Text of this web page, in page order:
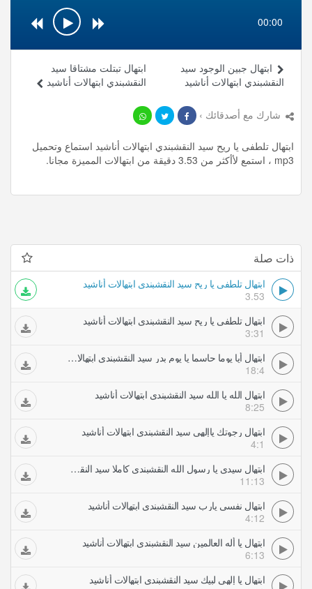
00:00
ابتهال تبتلت مشتاقا سيد
النقشبندي ابتهالات أناشيد
ابتهال جبين الوجود سيد
النقشبندي ابتهالات أناشيد
شارك مع أصدقائك ›
ابتهال تلطفى يا ريح سيد النقشبندي ابتهالات أناشيد استماع وتحميل
mp3 ، استمع لأأكثر من 3.53 دقيقة من ابتهالات المميزة مجانا.
ذات صلة
ابتهال تلطفى يا ريح سيد النقشبندي ابتهالات أناشيد
3.53
ابتهال تلطفى يا ريح سيد النقشبندي ابتهالات أناشيد
3:31
ابتهال أيا يوما حاسما يا يوم بدر سيد النقشبندي ابتهالات أناشيد
18:4
ابتهال الله يا الله سيد النقشبندي ابتهالات أناشيد
8:25
ابتهال رجوتك ياإلهي سيد النقشبندي ابتهالات أناشيد
4:1
ابتهال سيدي يا رسول الله النقشبندي كاملا سيد النقشبندي ابتهالات أناشيد
11:13
ابتهال نفسى يارب سيد النقشبندي ابتهالات أناشيد
4:12
ابتهال يا أله العالمين سيد النقشبندي ابتهالات أناشيد
6:13
ابتهال يا إلهي لبيك سيد النقشبندي ابتهالات أناشيد